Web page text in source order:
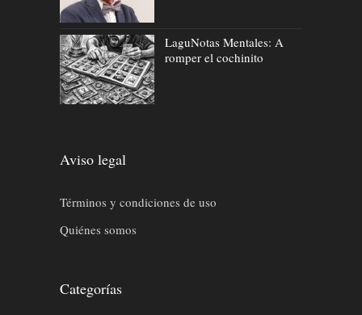
LaguNotas Mentales: A
romper el cochinito
Aviso legal
Términos y condiciones de uso
Quiénes somos
Categorías